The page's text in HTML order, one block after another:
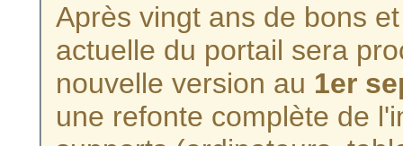
Après vingt ans de bons
actuelle du portail sera
nouvelle version au 1er
une refonte complète de